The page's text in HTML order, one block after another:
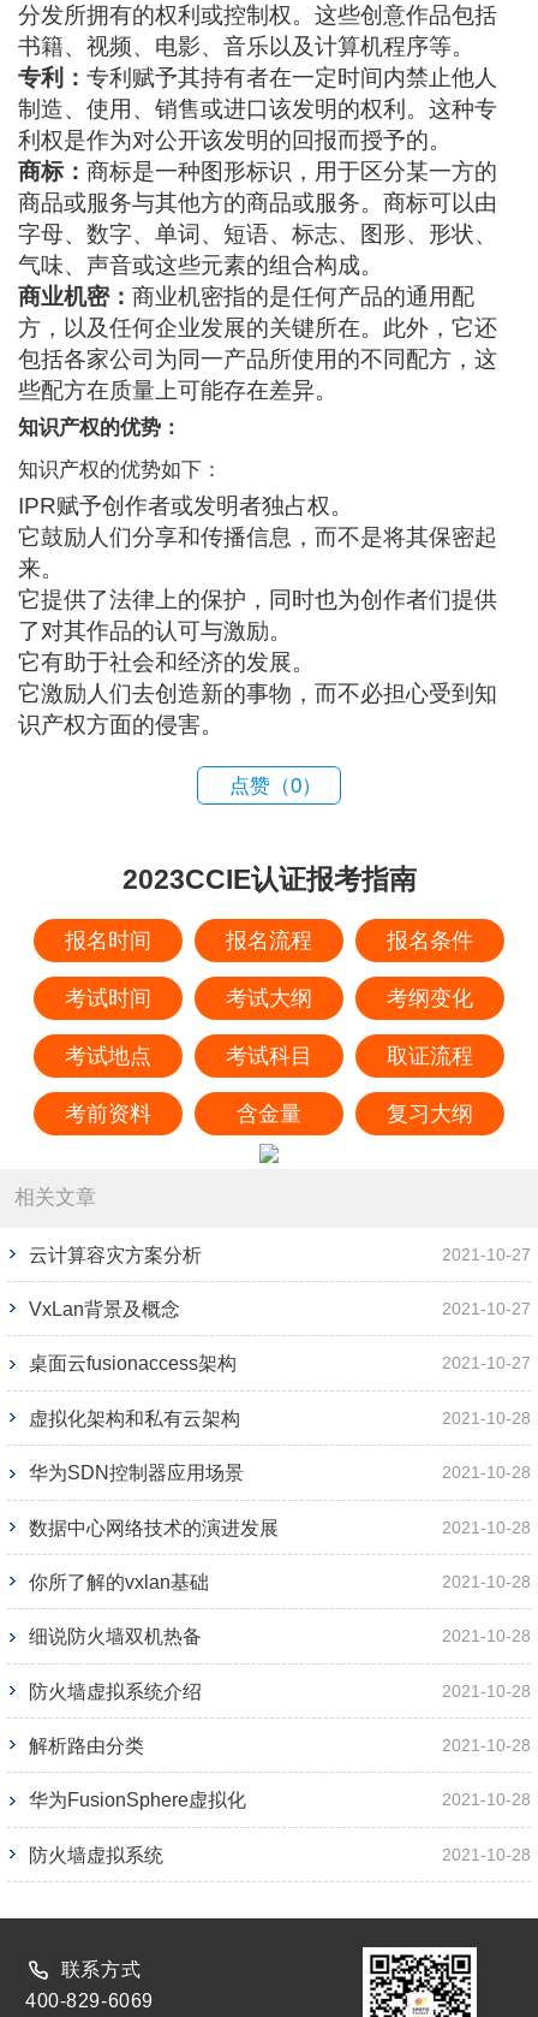
分发所拥有的权利或控制权。这些创意作品包括
书籍、视频、电影、音乐以及计算机程序等。
专利：专利赋予其持有者在一定时间内禁止他人
制造、使用、销售或进口该发明的权利。这种专
利权是作为对公开该发明的回报而授予的。
商标：商标是一种图形标识，用于区分某一方的
商品或服务与其他方的商品或服务。商标可以由
字母、数字、单词、短语、标志、图形、形状、
气味、声音或这些元素的组合构成。
商业机密：商业机密指的是任何产品的通用配
方，以及任何企业发展的关键所在。此外，它还
包括各家公司为同一产品所使用的不同配方，这
些配方在质量上可能存在差异。
知识产权的优势：
知识产权的优势如下：
IPR赋予创作者或发明者独占权。
它鼓励人们分享和传播信息，而不是将其保密起
来。
它提供了法律上的保护，同时也为创作者们提供
了对其作品的认可与激励。
它有助于社会和经济的发展。
它激励人们去创造新的事物，而不必担心受到知
识产权方面的侵害。
点赞（0）
2023CCIE认证报考指南
报名时间 报名流程 报名条件
考试时间 考试大纲 考纲变化
考试地点 考试科目 取证流程
考前资料 含金量 复习大纲
相关文章
云计算容灾方案分析 2021-10-27
VxLan背景及概念 2021-10-27
桌面云fusionaccess架构 2021-10-27
虚拟化架构和私有云架构 2021-10-28
华为SDN控制器应用场景 2021-10-28
数据中心网络技术的演进发展 2021-10-28
你所了解的vxlan基础 2021-10-28
细说防火墙双机热备 2021-10-28
防火墙虚拟系统介绍 2021-10-28
解析路由分类 2021-10-28
华为FusionSphere虚拟化 2021-10-28
防火墙虚拟系统 2021-10-28
联系方式
400-829-6069